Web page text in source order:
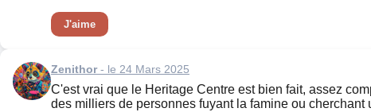
J'aime
Zenithor- le 24 Mars 2025
C'est vrai que le Heritage Centre est bien fait, assez
des milliers de personnes fuyant la famine ou